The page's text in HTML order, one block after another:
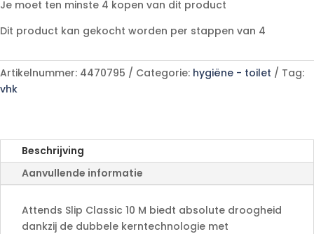
aantal
A
t
r
n
e
:
Je moet ten minste 4 kopen van dit product
Dit product kan gekocht worden per stappen van 4
Artikelnummer: 4470795 Categorie: hygiëne - toilet
Tag:
vhk
Beschrijving
Aanvullende informatie
Attends Slip Classic 10 M biedt absolute droogheid
dankzij de dubbele kerntechnologie met